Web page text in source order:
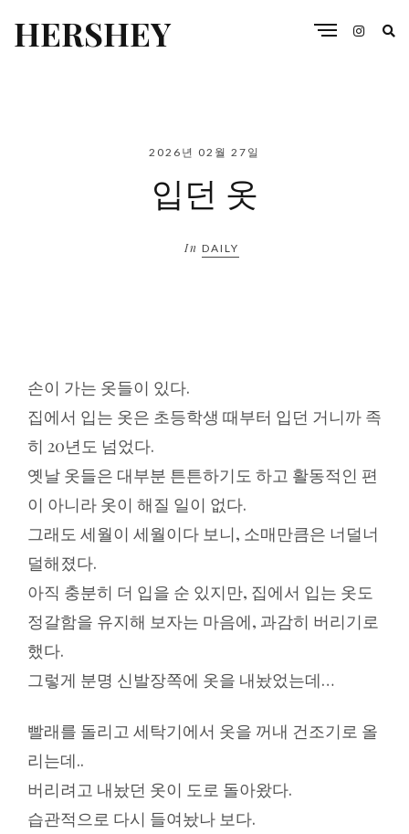
HERSHEY
2026년 02월 27일
입던 옷
In DAILY
손이 가는 옷들이 있다.
집에서 입는 옷은 초등학생 때부터 입던 거니까 족
히 20년도 넘었다.
옛날 옷들은 대부분 튼튼하기도 하고 활동적인 편
이 아니라 옷이 해질 일이 없다.
그래도 세월이 세월이다 보니, 소매만큼은 너덜너
덜해졌다.
아직 충분히 더 입을 순 있지만, 집에서 입는 옷도
정갈함을 유지해 보자는 마음에, 과감히 버리기로
했다.
그렇게 분명 신발장쪽에 옷을 내놨었는데…
빨래를 돌리고 세탁기에서 옷을 꺼내 건조기로 올
리는데..
버리려고 내놨던 옷이 도로 돌아왔다.
습관적으로 다시 들여놨나 보다.